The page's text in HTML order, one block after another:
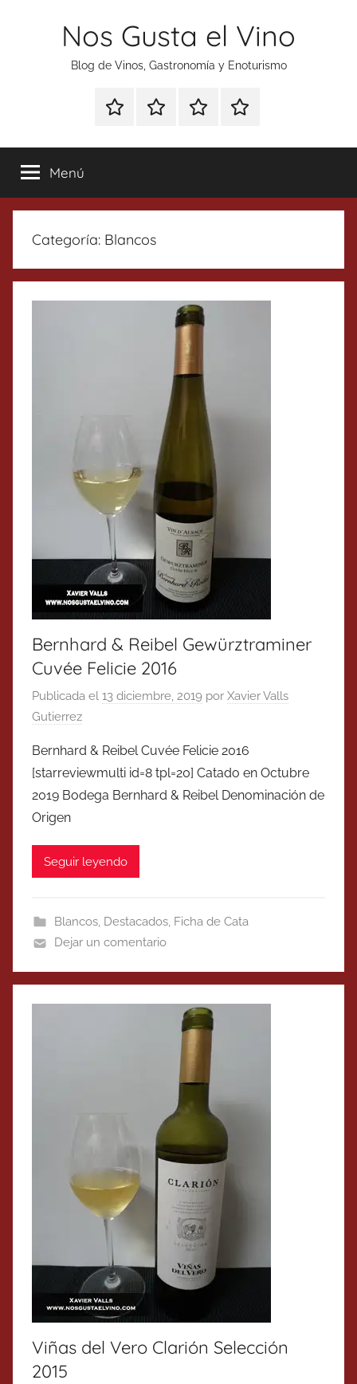
Nos Gusta el Vino
Blog de Vinos, Gastronomía y Enoturismo
Especial
Tonics
Enoturismo
Gastronomía
RankingContacto
Menú
Categoría: Blancos
Bernhard & Reibel Gewürztraminer
Cuvée Felicie 2016
Publicada el 13 diciembre, 2019 por Xavier Valls
Gutierrez
Bernhard & Reibel Cuvée Felicie 2016
[starreviewmulti id=8 tpl=20] Catado en Octubre
2019 Bodega Bernhard & Reibel Denominación de
Origen
Seguir leyendo
Blancos, Destacados, Ficha de Cata
Dejar un comentario
Viñas del Vero Clarión Selección
2015